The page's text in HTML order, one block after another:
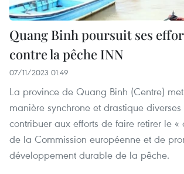
Quang Binh poursuit ses
contre la pêche INN
07/11/2023 01:49
La province de Quang Binh (Centre)
manière synchrone et drastique
contribuer aux efforts de faire retirer le «
de la Commission européenne et de
développement durable de la pêche.